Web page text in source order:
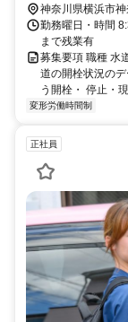
神奈川県横浜市
勤務曜日・時間
まで残業有
募集要項 職種 水
道の開栓状況の
う開栓・ 停止・
変形労働時間制
正社員